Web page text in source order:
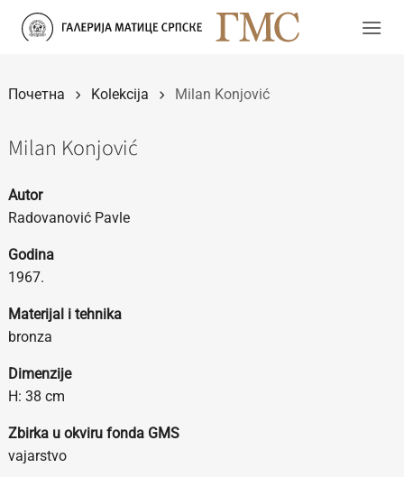
Прескочи
Почетна Kolekcija Milan Konjović
Milan Konjović
Autor
Radovanović Pavle
Godina
1967.
Materijal i tehnika
bronza
Dimenzije
H: 38 cm
Zbirka u okviru fonda GMS
vajarstvo